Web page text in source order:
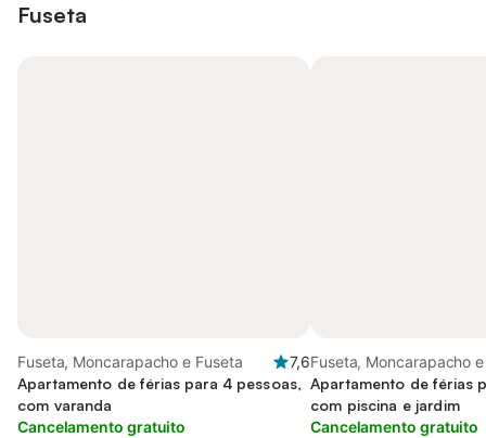
Fuseta
Fuseta, Moncarapacho e Fuseta
7,6
Apartamento de férias para 4 pessoas,
com varanda
Cancelamento gratuito
Fuseta, Moncarapacho
Apartamento de férias
com piscina e jardim
Cancelamento gratuito